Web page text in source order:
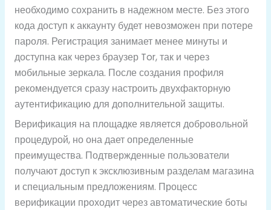
необходимо сохранить в надежном месте. Без этого
кода доступ к аккаунту будет невозможен при потере
пароля. Регистрация занимает менее минуты и
доступна как через браузер Tor, так и через
мобильные зеркала. После создания профиля
рекомендуется сразу настроить двухфакторную
аутентификацию для дополнительной защиты.
Верификация на площадке является добровольной
процедурой, но она дает определенные
преимущества. Подтвержденные пользователи
получают доступ к эксклюзивным разделам магазина
и специальным предложениям. Процесс
верификации проходит через автоматические боты